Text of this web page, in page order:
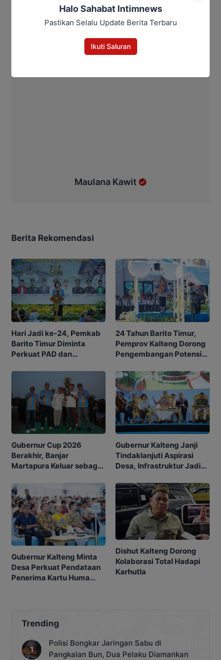
Maulana Kawit
Berita Rekomendasi
Hari Jadi ke-24, Pemkab
Barito Timur Diminta
Perkuat PAD dan
24 Tahun Barito Timur,
Pemprov Kalteng Dorong
Pengembangan Potensi
Gubernur Cup 2026
Berakhir, Banjar
Martapura Keluar sebagai
Gubernur Kalteng Janji
Tindaklanjuti Aspirasi
Desa, Infrastruktur Jadi
Gubernur Kalteng Minta
Desa Perkuat Pendataan
Penerima Kartu Huma
Dishut Kalteng Dorong
Kolaborasi Total Hadapi
Karhutla
Trending
Polisi Bongkar Jaringan Sabu di
Pangkalan Bun, Dua Pelaku Diamankan
Halo Sahabat Intimnews
Pastikan Selalu Update Berita Terbaru
Ikuti Saluran